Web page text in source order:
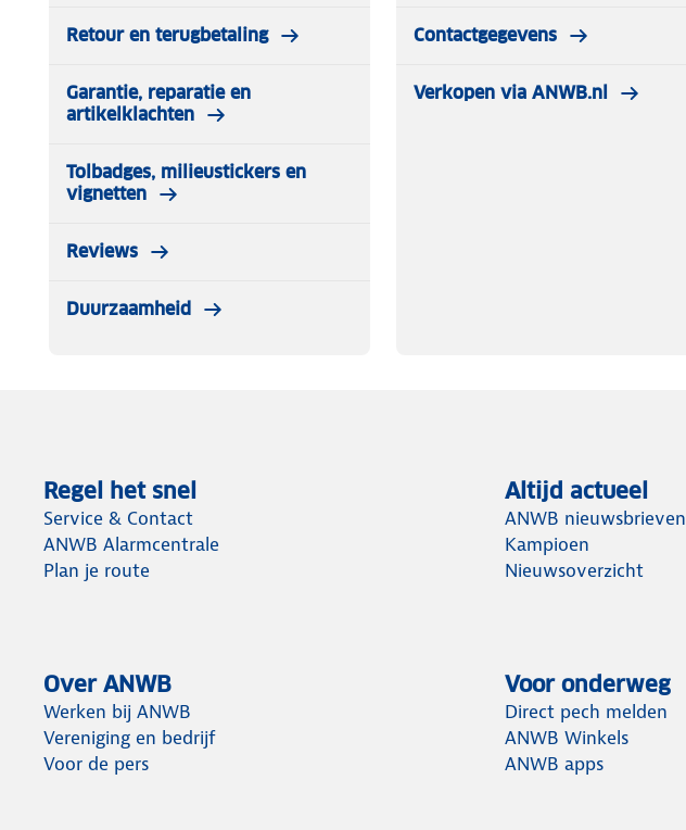
Retour en terugbetaling
Garantie, reparatie en
artikelklachten
Tolbadges, milieustickers en
vignetten
Reviews
Duurzaamheid
Contactgegevens
Verkopen via ANWB.nl
Regel het snel
Service & Contact
ANWB Alarmcentrale
Plan je route
Altijd actueel
ANWB nieuwsbrieven
Kampioen
Nieuwsoverzicht
Over ANWB
Werken bij ANWB
Vereniging en bedrijf
Voor de pers
Voor onderweg
Direct pech melden
ANWB Winkels
ANWB apps